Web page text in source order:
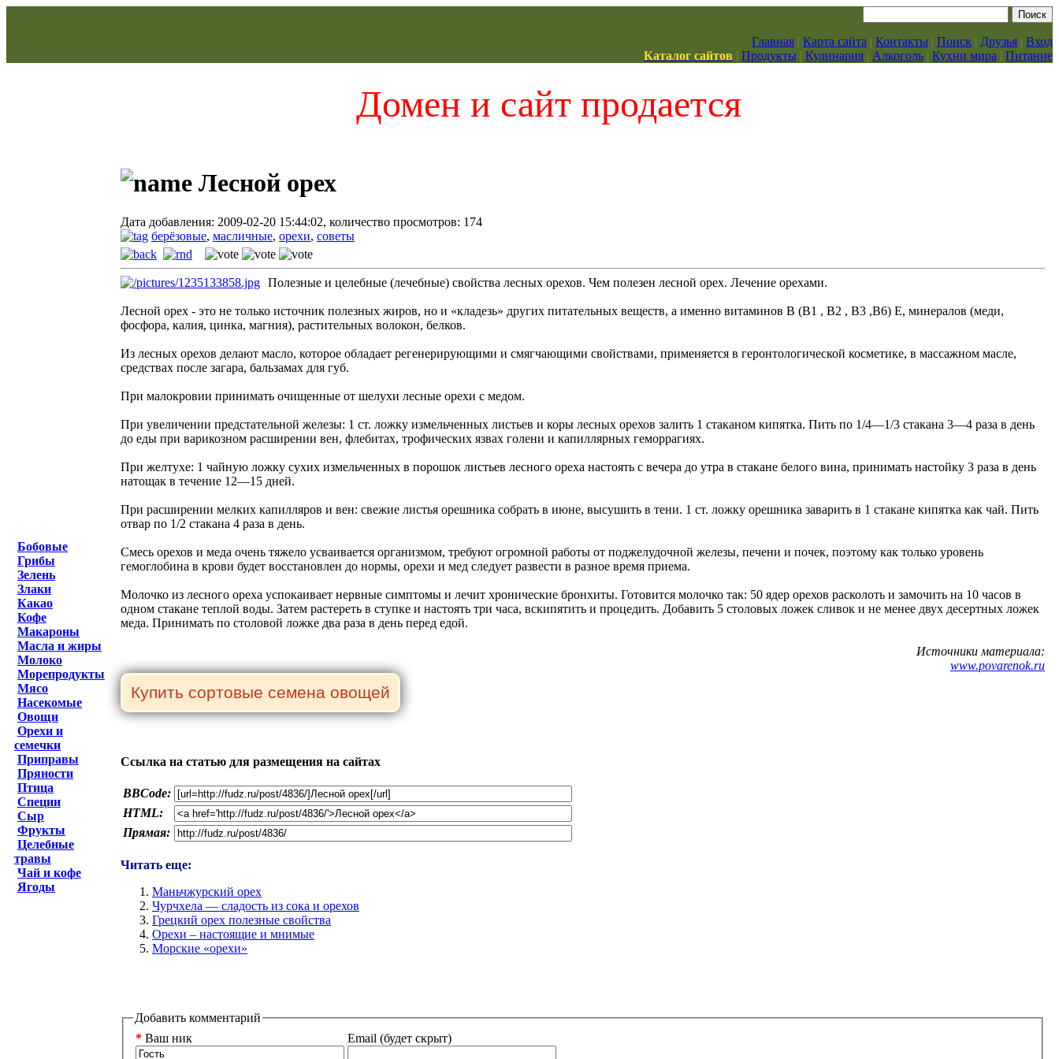
Главная | Карта сайта | Контакты | Поиск | Друзья | Вход
Каталог сайтов | Продукты | Кулинария | Алкоголь | Кухни мира | Питание
Домен и сайт продается
Бобовые
Грибы
Зелень
Злаки
Какао
Кофе
Макароны
Масла и жиры
Молоко
Морепродукты
Мясо
Насекомые
Овощи
Орехи и
семечки
Приправы
Пряности
Птица
Специи
Сыр
Фрукты
Целебные
травы
Чай и кофе
Ягоды
Лесной орех
Дата добавления: 2009-02-20 15:44:02, количество просмотров: 174
берёзовые, масличные, орехи, советы
Полезные и целебные (лечебные) свойства лесных орехов. Чем полезен лесной орех. Лечение орехами.
Лесной орех - это не только источник полезных жиров, но и «кладезь» других питательных веществ, а именно витаминов В (В1 , В2 , В3 ,В6) Е, минералов (меди,
фосфора, калия, цинка, магния), растительных волокон, белков.
Из лесных орехов делают масло, которое обладает регенерирующими и смягчающими свойствами, применяется в геронтологической косметике, в массажном масле,
средствах после загара, бальзамах для губ.
При малокровии принимать очищенные от шелухи лесные орехи с медом.
При увеличении предстательной железы: 1 ст. ложку измельченных листьев и коры лесных орехов залить 1 стаканом кипятка. Пить по 1/4—1/3 стакана 3—4 раза в день
до еды при варикозном расширении вен, флебитах, трофических язвах голени и капиллярных геморрагиях.
При желтухе: 1 чайную ложку сухих измельченных в порошок листьев лесного ореха настоять с вечера до утра в стакане белого вина, принимать настойку 3 раза в день
натощак в течение 12—15 дней.
При расширении мелких капилляров и вен: свежие листья орешника собрать в июне, высушить в тени. 1 ст. ложку орешника заварить в 1 стакане кипятка как чай. Пить
отвар по 1/2 стакана 4 раза в день.
Смесь орехов и меда очень тяжело усваивается организмом, требуют огромной работы от поджелудочной железы, печени и почек, поэтому как только уровень
гемоглобина в крови будет восстановлен до нормы, орехи и мед следует развести в разное время приема.
Молочко из лесного ореха успокаивает нервные симптомы и лечит хронические бронхиты. Готовится молочко так: 50 ядер орехов расколоть и замочить на 10 часов в
одном стакане теплой воды. Затем растереть в ступке и настоять три часа, вскипятить и процедить. Добавить 5 столовых ложек сливок и не менее двух десертных ложек
меда. Принимать по столовой ложке два раза в день перед едой.
Источники материала:
www.povarenok.ru
Ссылка на статью для размещения на сайтах
BBCode:
HTML:
Прямая:
Читать еще:
Маньчжурский орех
Чурчхела — сладость из сока и орехов
Грецкий орех полезные свойства
Орехи – настоящие и мнимые
Морские «орехи»
Добавить комментарий
* Ваш ник Email (будет скрыт)